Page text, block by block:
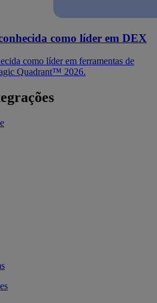
como líder em DEX
como líder em ferramentas de
Quadrant™ 2026.